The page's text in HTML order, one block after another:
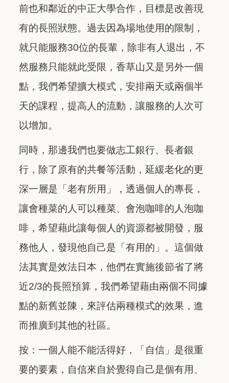
前也和鄰近的中正大學合作，目標是改善現
有的長照狀態。過去因為場地使用的限制，
就只能服務30位的長輩，除非有人退出，不
然服務只能就此受限，香草山又是另外一個
點，我們希望擴大模式，安排兩天或兩個半
天的課程，提高人的流動，讓服務的人次可
以增加。
同時，那邊我們也要做志工銀行、長者銀
行，除了原有的共餐等活動，延緩老化的更
深一層是「老有所用」，透過個人的專長，
讓會種菜的人可以種菜、會泡咖啡的人泡咖
啡，希望藉此讓每個人的資源都被開發，服
務他人，發現他自己是「有用的」。這個做
法其實是效法日本，他們在實施後節省了將
近2/3的長照預算，我們希望藉由兩個不同據
點的新舊並陳，來評估兩種模式的效果，進
而推廣到其他的社區。
按：一個人能不能活得好，「自信」是很重
要的要素，自信來自於覺得自己是個有用、